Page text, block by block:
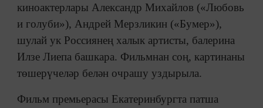
киноактерлары Александр Михайлов («Любовь
и голуби»), Андрей Мерзликин («Бумер»),
шулай ук Россиянең халык артисты, балерина
Илзе Лиепа башкара. Фильмнан соң, картинаны
төшерүчеләр белән очрашу уздырыла.
Фильм премьерасы Екатеринбургта патша